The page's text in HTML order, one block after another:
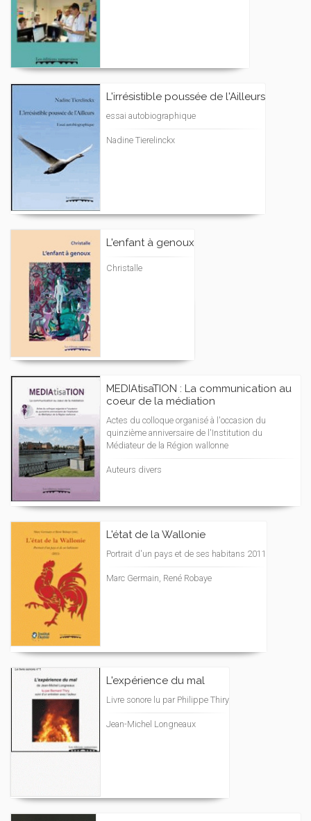
L'irrésistible poussée de l'Ailleurs
essai autobiographique
Nadine Tierelinckx
L'enfant à genoux
Christalle
MEDIAtisaTION : La communication au
coeur de la médiation
Actes du colloque organisé à l'occasion du
quinzième anniversaire de l'Institution du
Médiateur de la Région wallonne
Auteurs divers
L'état de la Wallonie
Portrait d'un pays et de ses habitans 2011
Marc Germain, René Robaye
L'expérience du mal
Livre sonore lu par Philippe Thiry
Jean-Michel Longneaux